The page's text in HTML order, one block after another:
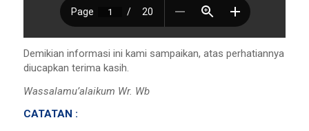
Demikian informasi ini kami sampaikan, atas perhatiannya
diucapkan terima kasih.
Wassalamu’alaikum Wr. Wb
CATATAN :